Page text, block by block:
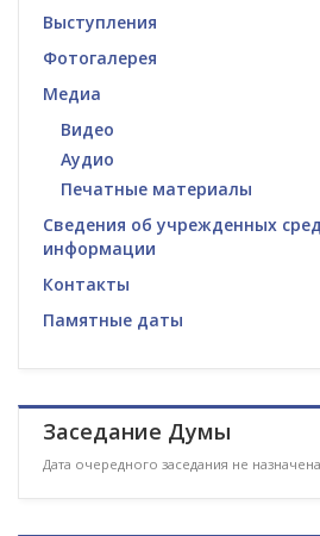
Выступления
Фотогалерея
Медиа
Видео
Аудио
Печатные материалы
Сведения об учрежденных
информации
Контакты
Памятные даты
Заседание Думы
Дата очередного заседания не назначена